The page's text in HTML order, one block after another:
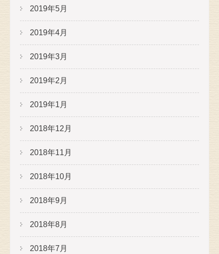
2019年5月
2019年4月
2019年3月
2019年2月
2019年1月
2018年12月
2018年11月
2018年10月
2018年9月
2018年8月
2018年7月